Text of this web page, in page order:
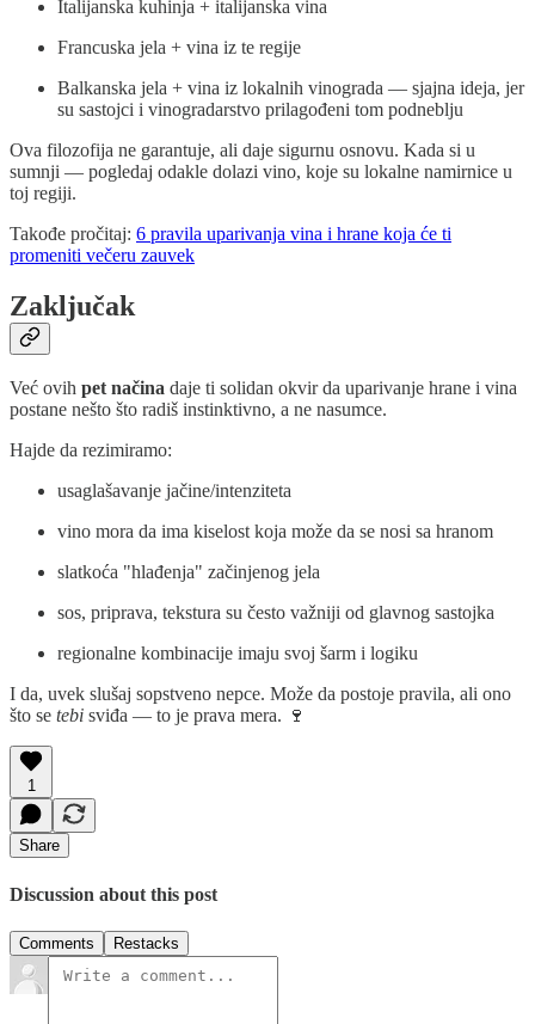
Italijanska kuhinja + italijanska vina
Francuska jela + vina iz te regije
Balkanska jela + vina iz lokalnih vinograda — sjajna ideja, jer
su sastojci i vinogradarstvo prilagođeni tom podneblju
Ova filozofija ne garantuje, ali daje sigurnu osnovu. Kada si u
sumnji — pogledaj odakle dolazi vino, koje su lokalne namirnice u
toj regiji.
Takođe pročitaj: 6 pravila uparivanja vina i hrane koja će ti
promeniti večeru zauvek
Zaključak
Već ovih pet načina daje ti solidan okvir da uparivanje hrane i vina
postane nešto što radiš instinktivno, a ne nasumce.
Hajde da rezimiramo:
usaglašavanje jačine/intenziteta
vino mora da ima kiselost koja može da se nosi sa hranom
slatkoća "hlađenja" začinjenog jela
sos, priprava, tekstura su često važniji od glavnog sastojka
regionalne kombinacije imaju svoj šarm i logiku
I da, uvek slušaj sopstveno nepce. Može da postoje pravila, ali ono
što se tebi sviđa — to je prava mera. 🍷
1
Share
Discussion about this post
Comments Restacks